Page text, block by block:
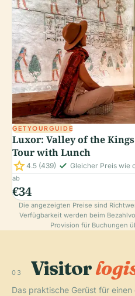
GETYOURGUIDE
Luxor: Valley of the
Tour with Lunch
star4.5 (439) check_small Gleicher Preis wie
ab
€34
Die angezeigten Preise sind
Verfügbarkeit werden beim
Provision für Buchungen
03 Visitor
Das praktische Gerüst für